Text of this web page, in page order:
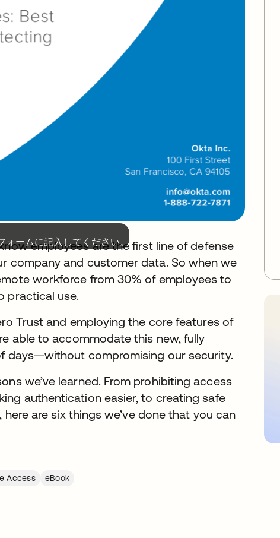
ォームに記入してください。
employees are the first line of defense
company and customer data. So when we
workforce from 30% of employees to
practical use.
Trust and employing the core features of
able to accommodate this new, fully
days—without compromising our security.
we’ve learned. From prohibiting access
authentication easier, to creating safe
are six things we’ve done that you can
Access eBook